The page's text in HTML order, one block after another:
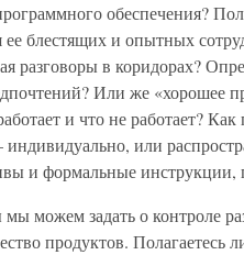
обеспечения?
блестящих и опытных
разговоры в коридорах?
Или же «хорошее
и что не работает?
или
и формальные инструкции,
можем задать о контроле
продуктов.